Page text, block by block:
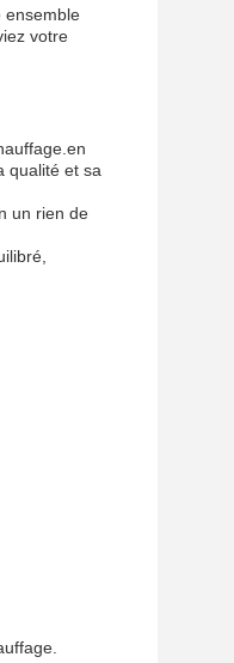
ensemble
votre
qualité et sa
un rien de